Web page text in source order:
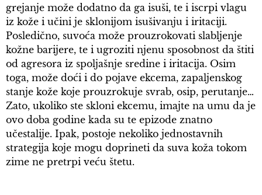
grejanje može dodatno da ga isuši, te i iscrpi vlagu
iz kože i učini je sklonijom isušivanju i iritaciji.
Posledično, suvoća može prouzrokovati slabljenje
kožne barijere, te i ugroziti njenu sposobnost da štiti
od agresora iz spoljašnje sredine i iritacija. Osim
toga, može doći i do pojave ekcema, zapaljenskog
stanje kože koje prouzrokuje svrab, osip, perutanje…
Zato, ukoliko ste skloni ekcemu, imajte na umu da je
ovo doba godine kada su te epizode znatno
učestalije. Ipak, postoje nekoliko jednostavnih
strategija koje mogu doprineti da suva koža tokom
zime ne pretrpi veću štetu.